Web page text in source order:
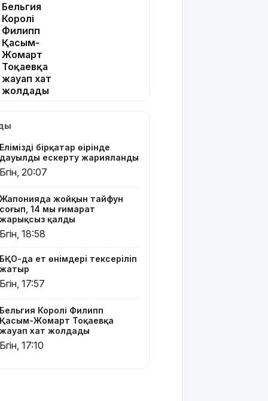
Бельгия
Королі
Филипп
Қасым-
Жомарт
Тоқаевқа
жауап хат
жолдады
құтқарушылар
ер адамды
ажалдан
арашалады
Жамбыл
облысында
19 мың
гектар
қарасора
өседі
партиясы:
Қазақстан
– зайырлы
мемлекет,
Еліміздің бірқатар өңірінде
дауылды ескерту жарияланды
Бүгін, 20:07
Жапонияда жойқын тайфун
соғып, 14 мың ғимарат
жарықсыз қалды
Бүгін, 18:58
БҚО-да ет өнімдері тексеріліп
жатыр
Бүгін, 17:57
Бельгия Королі Филипп
Қасым-Жомарт Тоқаевқа
жауап хат жолдады
Бүгін, 17:10